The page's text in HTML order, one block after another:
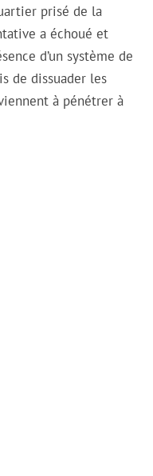
prisé de la
a échoué et
d’un système de
de dissuader les
à pénétrer à